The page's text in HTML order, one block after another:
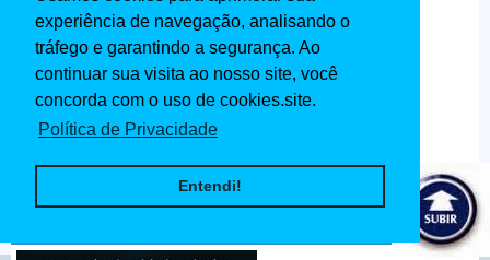
experiência de navegação, analisando o
tráfego e garantindo a segurança. Ao
continuar sua visita ao nosso site, você
concorda com o uso de cookies.site.
Política de Privacidade
Entendi!
A Discovery of Witches 1ª Temporada Dublado